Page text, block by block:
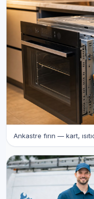
Ankastre fırın — kart,